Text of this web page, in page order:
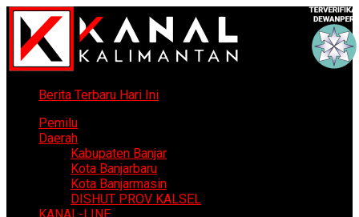
Berita Terbaru Hari Ini
Pemilu
Daerah
Kabupaten Banjar
Kota Banjarbaru
Kota Banjarmasin
DISHUT PROV KALSEL